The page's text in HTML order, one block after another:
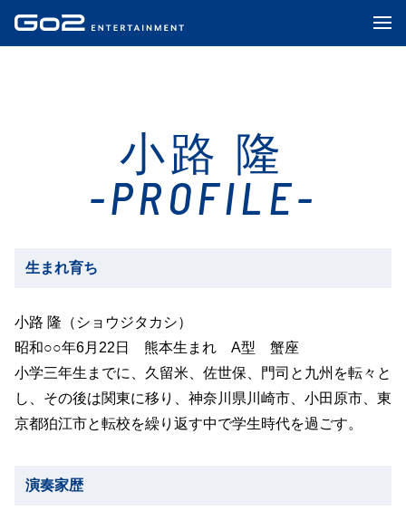
小路 隆
-PROFILE-
生まれ育ち
小路 隆（ショウジタカシ）
昭和○○年6月22日 熊本生まれ A型 蟹座
小学三年生までに、久留米、佐世保、門司と九州を転々と
し、その後は関東に移り、神奈川県川崎市、小田原市、東
京都狛江市と転校を繰り返す中で学生時代を過ごす。
演奏家歴